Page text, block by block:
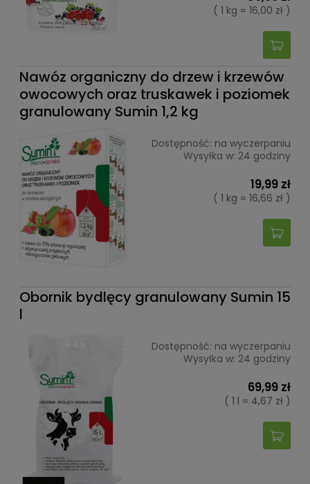
( 1 kg = 16,00 zł )
Nawóz organiczny do drzew i krzewów
owocowych oraz truskawek i poziomek
granulowany Sumin 1,2 kg
Dostępność: na wyczerpaniu
Wysyłka w: 24 godziny
19,99 zł
( 1 kg = 16,66 zł )
Obornik bydlęcy granulowany Sumin 15
l
Dostępność: na wyczerpaniu
Wysyłka w: 24 godziny
69,99 zł
( 1 l = 4,67 zł )